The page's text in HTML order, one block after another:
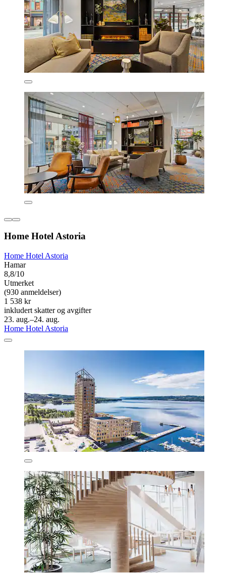
Home Hotel Astoria
Home Hotel Astoria
Hamar
8,8/10
Utmerket
(930 anmeldelser)
1 538 kr
inkludert skatter og avgifter
23. aug.–24. aug.
Home Hotel Astoria